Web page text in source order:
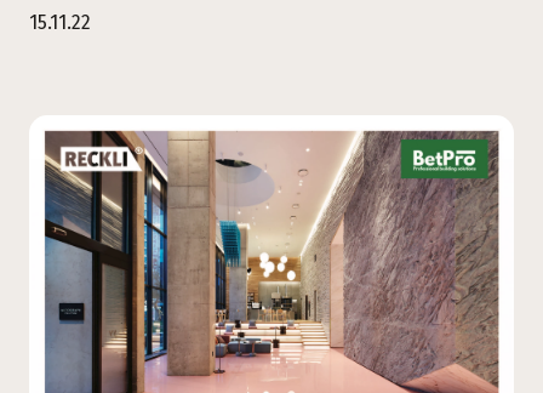
15.11.22